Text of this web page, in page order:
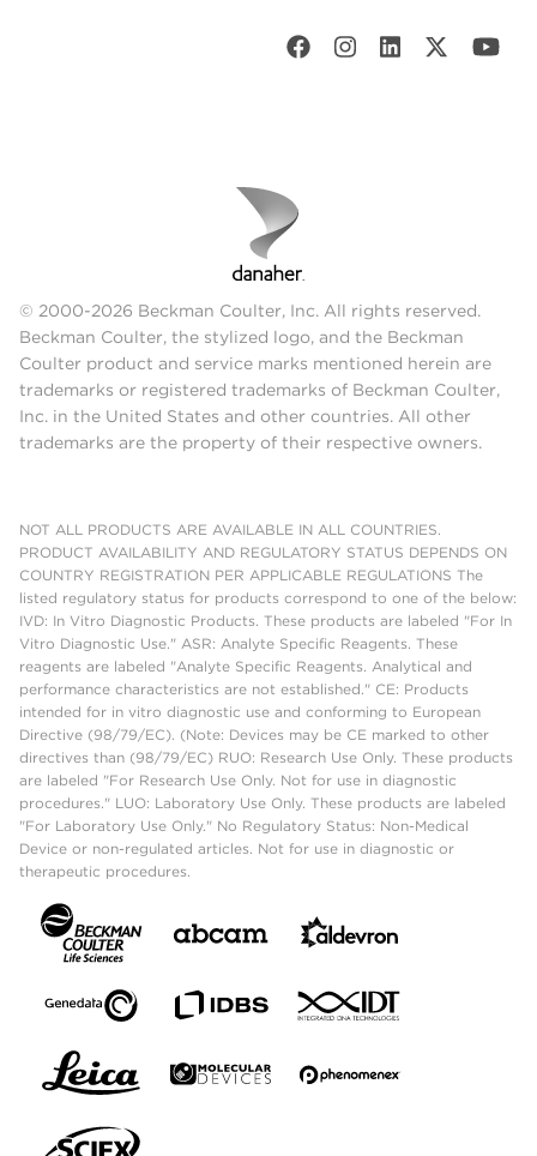
© 2000-2026 Beckman Coulter, Inc. All rights reserved.
Beckman Coulter, the stylized logo, and the Beckman
Coulter product and service marks mentioned herein are
trademarks or registered trademarks of Beckman Coulter,
Inc. in the United States and other countries. All other
trademarks are the property of their respective owners.
NOT ALL PRODUCTS ARE AVAILABLE IN ALL COUNTRIES.
PRODUCT AVAILABILITY AND REGULATORY STATUS DEPENDS ON
COUNTRY REGISTRATION PER APPLICABLE REGULATIONS The
listed regulatory status for products correspond to one of the below:
IVD: In Vitro Diagnostic Products. These products are labeled "For In
Vitro Diagnostic Use." ASR: Analyte Specific Reagents. These
reagents are labeled "Analyte Specific Reagents. Analytical and
performance characteristics are not established." CE: Products
intended for in vitro diagnostic use and conforming to European
Directive (98/79/EC). (Note: Devices may be CE marked to other
directives than (98/79/EC) RUO: Research Use Only. These products
are labeled "For Research Use Only. Not for use in diagnostic
procedures." LUO: Laboratory Use Only. These products are labeled
"For Laboratory Use Only." No Regulatory Status: Non-Medical
Device or non-regulated articles. Not for use in diagnostic or
therapeutic procedures.